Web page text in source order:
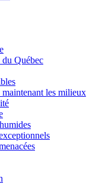
du Québec
les milieux